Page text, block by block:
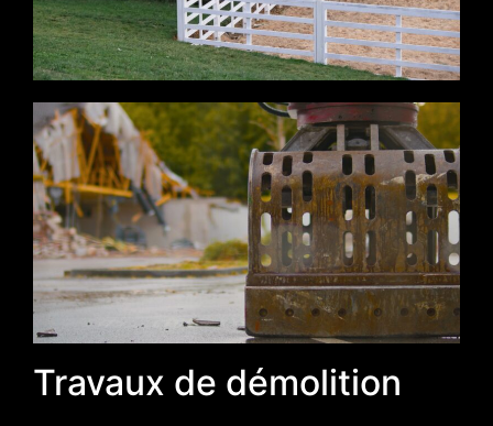
Travaux de démolition